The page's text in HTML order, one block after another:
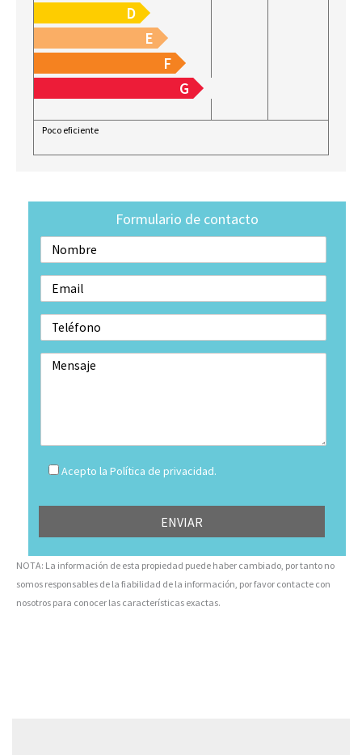
D
E
F
G
Poco eficiente
Formulario de contacto
Acepto la Política de privacidad.
NOTA: La información de esta propiedad puede haber cambiado, por tanto no
somos responsables de la fiabilidad de la información, por favor contacte con
nosotros para conocer las características exactas.